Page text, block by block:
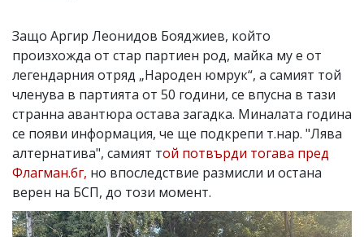
Защо Аргир Леонидов Бояджиев, който
произхожда от стар партиен род, майка му е от
легендарния отряд „Народен юмрук“, а самият той
членува в партията от 50 години, се впусна в тази
странна авантюра остава загадка. Миналата година
се появи информация, че ще подкрепи т.нар. "Лява
алтернатива", самият той потвърди тогава пред
Флагман.бг, но впоследствие размисли и остана
верен на БСП, до този момент.